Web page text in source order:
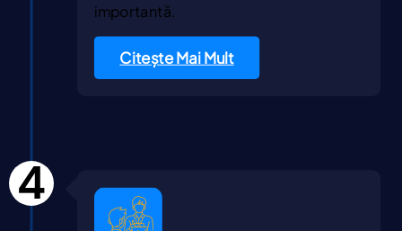
importantă.
Citește Mai Mult
4